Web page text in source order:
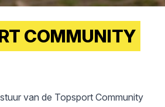
COMMUNITY
van de Topsport Community